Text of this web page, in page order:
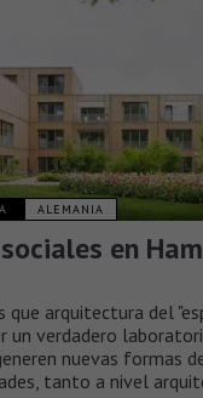
ALEMANIA
en
que arquitectura del
un verdadero
nuevas formas
tanto a nivel